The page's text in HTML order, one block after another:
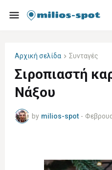
Αρχική σελίδα Συνταγές
Σιροπιαστή
Νάξου
by milios-spot -